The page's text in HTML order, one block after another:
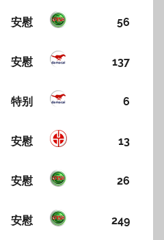
安慰 56
安慰 137
特别 6
安慰 13
安慰 26
安慰 249